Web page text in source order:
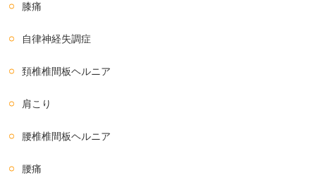
膝痛
自律神経失調症
頚椎椎間板ヘルニア
肩こり
腰椎椎間板ヘルニア
腰痛